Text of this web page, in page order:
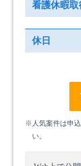
看護休暇
休日
※人気案件は申
い。